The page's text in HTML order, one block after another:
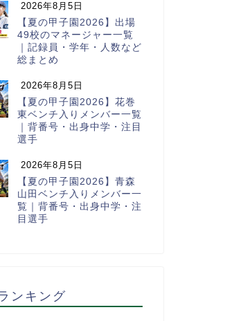
2026年8月5日
【夏の甲子園2026】出場
49校のマネージャー一覧
｜記録員・学年・人数など
総まとめ
2026年8月5日
【夏の甲子園2026】花巻
東ベンチ入りメンバー一覧
｜背番号・出身中学・注目
選手
2026年8月5日
【夏の甲子園2026】青森
山田ベンチ入りメンバー一
覧｜背番号・出身中学・注
目選手
ンキング